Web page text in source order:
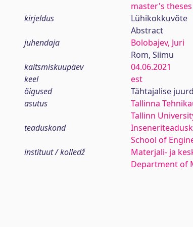
master's theses
kirjeldus
Lühikokkuvõte
Abstract
juhendaja
Bolobajev, Juri
Rom, Siimu
kaitsmiskuupäev
04.06.2021
keel
est
õigused
Tähtajalise
asutus
Tallinna
Tallinn
teaduskond
School of
instituut / kolledž
Materjali- ja
Department of